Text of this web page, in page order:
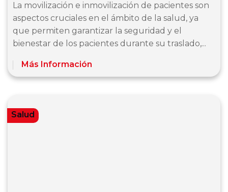
La movilización e inmovilización de pacientes son
aspectos cruciales en el ámbito de la salud, ya
que permiten garantizar la seguridad y el
bienestar de los pacientes durante su traslado,...
Más Información
Salud